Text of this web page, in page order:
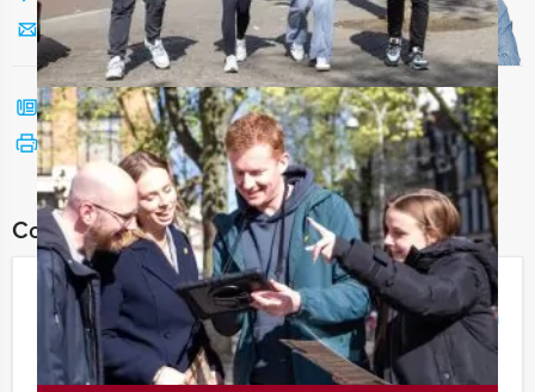
Stuur ons een mailtje
Bel mij terug
Bekijk printbare versie
Combineer dit uitje met:
Empire City Dinner Game in Naarden
Vanaf€ 64,50 p.p. excl. BTW
Vanaf 12 personen ‐ 4 uur en 30 minuten